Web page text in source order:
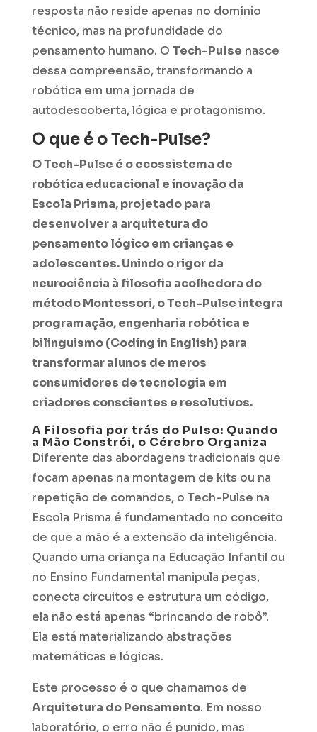
resposta não reside apenas no domínio
técnico, mas na profundidade do
pensamento humano. O Tech-Pulse nasce
dessa compreensão, transformando a
robótica em uma jornada de
autodescoberta, lógica e protagonismo.
O que é o Tech-Pulse?
O Tech-Pulse é o ecossistema de
robótica educacional e inovação da
Escola Prisma, projetado para
desenvolver a arquitetura do
pensamento lógico em crianças e
adolescentes. Unindo o rigor da
neurociência à filosofia acolhedora do
método Montessori, o Tech-Pulse integra
programação, engenharia robótica e
bilinguismo (Coding in English) para
transformar alunos de meros
consumidores de tecnologia em
criadores conscientes e resolutivos.
A Filosofia por trás do Pulso: Quando
a Mão Constrói, o Cérebro Organiza
Diferente das abordagens tradicionais que
focam apenas na montagem de kits ou na
repetição de comandos, o Tech-Pulse na
Escola Prisma é fundamentado no conceito
de que a mão é a extensão da inteligência.
Quando uma criança na Educação Infantil ou
no Ensino Fundamental manipula peças,
conecta circuitos e estrutura um código,
ela não está apenas “brincando de robô”.
Ela está materializando abstrações
matemáticas e lógicas.
Este processo é o que chamamos de
Arquitetura do Pensamento. Em nosso
laboratório, o erro não é punido, mas